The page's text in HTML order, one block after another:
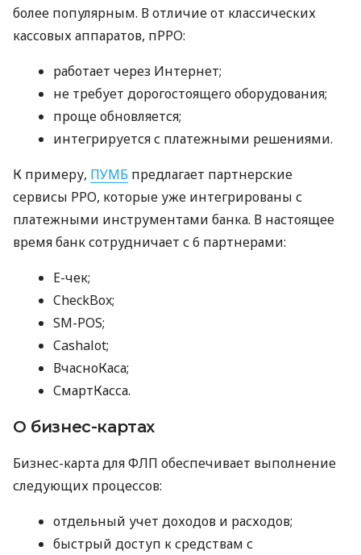
более популярным. В отличие от классических
кассовых аппаратов, пРРО:
работает через Интернет;
не требует дорогостоящего оборудования;
проще обновляется;
интегрируется с платежными решениями.
К примеру, ПУМБ предлагает партнерские
сервисы РРО, которые уже интегрированы с
платежными инструментами банка. В настоящее
время банк сотрудничает с 6 партнерами:
E-чек;
CheckBox;
SM-POS;
Cashalot;
ВчасноКаса;
СмартКасса.
О бизнес-картах
Бизнес-карта для ФЛП обеспечивает выполнение
следующих процессов:
отдельный учет доходов и расходов;
быстрый доступ к средствам с